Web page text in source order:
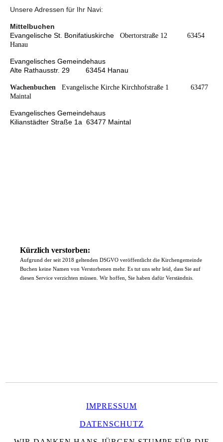
Unsere Adressen für Ihr Navi:
Mittelbuchen
Evangelische St. Bonifatiuskirche Obertorstraße 12 63454
Hanau
Evangelisches Gemeindehaus
Alte Rathausstr. 29 63454 Hanau
Wachenbuchen Evangelische Kirche Kirchhofstraße 1 63477
Maintal
Evangelisches Gemeindehaus
Kilianstädter Straße 1a 63477 Maintal
Kürzlich verstorben:
Aufgrund der seit 2018 geltenden DSGVO veröffentlicht die Kirchengemeinde
Buchen keine Namen von Verstorbenen mehr. Es tut uns sehr leid, dass Sie auf
diesen Service verzichten müssen. Wir hoffen, Sie haben dafür Verständnis.
IMPRESSUM
DATENSCHUTZ